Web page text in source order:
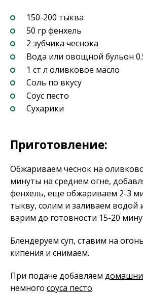
150-200 тыква
50 гр фенхель
2 зубчика чеснока
Вода или овощной бульон
1 ст л оливковое масло
Соль по вкусу
Соус песто
Сухарики
Приготовление:
Обжариваем чеснок на
минуты на среднем огне,
фенхель, еще обжариваем 2-3
тыкву, солим и заливаем водой
варим до готовности 15-20
Блендеруем суп, ставим на
кипения и снимаем.
При подаче добавляем
немного соуса песто.